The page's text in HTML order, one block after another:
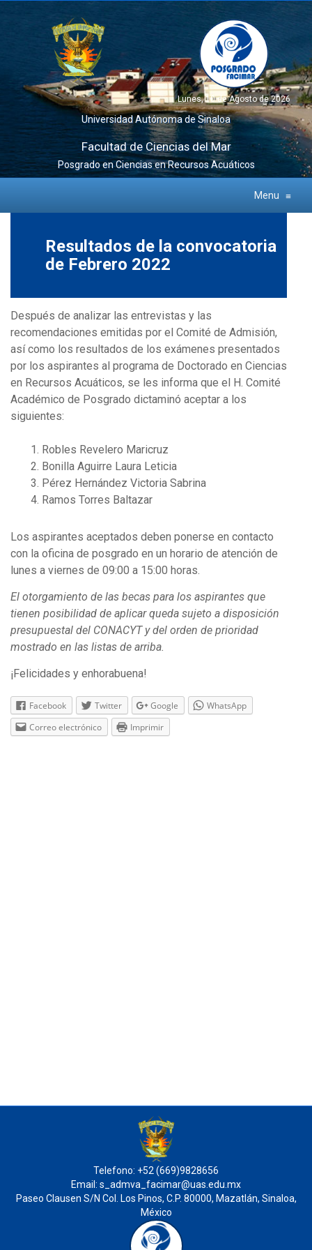
Lunes, 10 de Agosto de 2026
Universidad Autónoma de Sinaloa
Facultad de Ciencias del Mar
Posgrado en Ciencias en Recursos Acuáticos
Menu ≡
Resultados de la convocatoria
de Febrero 2022
Después de analizar las entrevistas y las
recomendaciones emitidas por el Comité de Admisión,
así como los resultados de los exámenes presentados
por los aspirantes al programa de Doctorado en Ciencias
en Recursos Acuáticos, se les informa que el H. Comité
Académico de Posgrado dictaminó aceptar a los
siguientes:
Robles Revelero Maricruz
Bonilla Aguirre Laura Leticia
Pérez Hernández Victoria Sabrina
Ramos Torres Baltazar
Los aspirantes aceptados deben ponerse en contacto
con la oficina de posgrado en un horario de atención de
lunes a viernes de 09:00 a 15:00 horas.
El otorgamiento de las becas para los aspirantes que
tienen posibilidad de aplicar queda sujeto a disposición
presupuestal del CONACYT y del orden de prioridad
mostrado en las listas de arriba.
¡Felicidades y enhorabuena!
Facebook Twitter Google
WhatsApp
Correo electrónico
Imprimir
Telefono: +52 (669)9828656
Email: s_admva_facimar@uas.edu.mx
Paseo Clausen S/N Col. Los Pinos, C.P. 80000, Mazatlán, Sinaloa,
México